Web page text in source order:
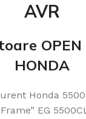
AVR
OPEN
HONDA
Honda
EG